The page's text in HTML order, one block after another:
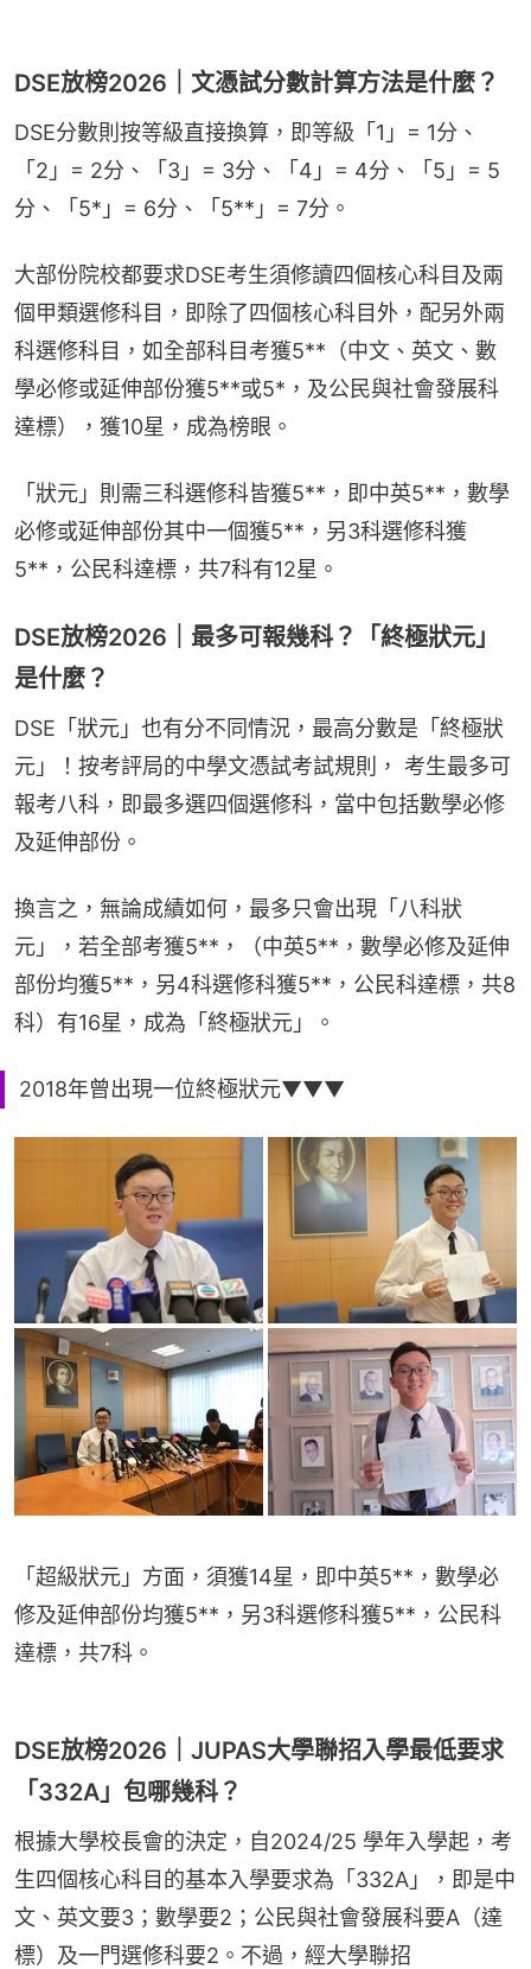
DSE放榜2026｜文憑試分數計算方法是什麼？
DSE分數則按等級直接換算，即等級「1」= 1分、
「2」= 2分、「3」= 3分、「4」= 4分、「5」= 5
分、「5*」= 6分、「5**」= 7分。
大部份院校都要求DSE考生須修讀四個核心科目及兩
個甲類選修科目，即除了四個核心科目外，配另外兩
科選修科目，如全部科目考獲5**（中文、英文、數
學必修或延伸部份獲5**或5*，及公民與社會發展科
達標），獲10星，成為榜眼。
「狀元」則需三科選修科皆獲5**，即中英5**，數學
必修或延伸部份其中一個獲5**，另3科選修科獲
5**，公民科達標，共7科有12星。
DSE放榜2026｜最多可報幾科？「終極狀元」
是什麼？
DSE「狀元」也有分不同情況，最高分數是「終極狀
元」！按考評局的中學文憑試考試規則， 考生最多可
報考八科，即最多選四個選修科，當中包括數學必修
及延伸部份。
換言之，無論成績如何，最多只會出現「八科狀
元」，若全部考獲5**，（中英5**，數學必修及延伸
部份均獲5**，另4科選修科獲5**，公民科達標，共8
科）有16星，成為「終極狀元」。
2018年曾出現一位終極狀元▼▼▼
「超級狀元」方面，須獲14星，即中英5**，數學必
修及延伸部份均獲5**，另3科選修科獲5**，公民科
達標，共7科。
DSE放榜2026｜JUPAS大學聯招入學最低要求
「332A」包哪幾科？
根據大學校長會的決定，自2024/25 學年入學起，考
生四個核心科目的基本入學要求為「332A」，即是中
文、英文要3；數學要2；公民與社會發展科要A（達
標）及一門選修科要2。不過，經大學聯招